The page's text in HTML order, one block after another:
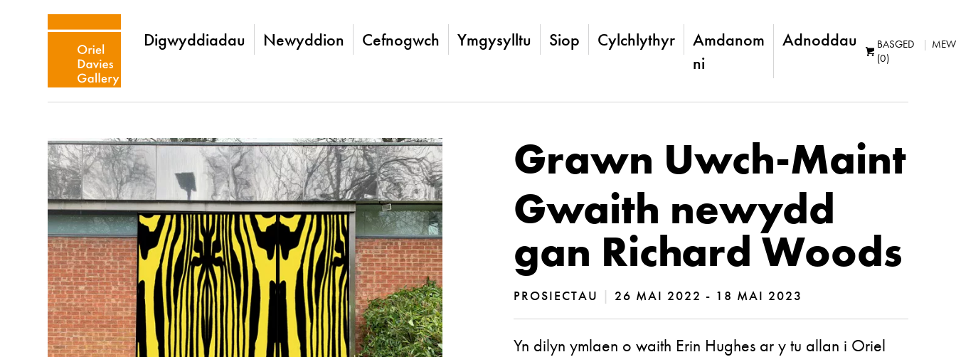
Digwyddiadau Newyddion Cefnogwch Ymgysylltu Siop Cylchlythyr
Amdanom
ni
Adnoddau
BASGED
(0)
Grawn Uwch-Maint
Gwaith newydd
gan Richard Woods
PROSIECTAU | 26 MAI 2022 - 18 MAI 2023
Yn dilyn ymlaen o waith Erin Hughes ar y tu allan i Oriel